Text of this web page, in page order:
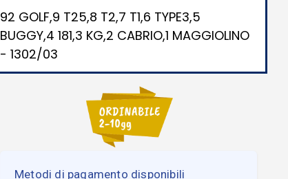
92 GOLF,9 T25,8 T2,7 T1,6 TYPE3,5
BUGGY,4 181,3 KG,2 CABRIO,1 MAGGIOLINO
- 1302/03
Metodi di pagamento disponibili